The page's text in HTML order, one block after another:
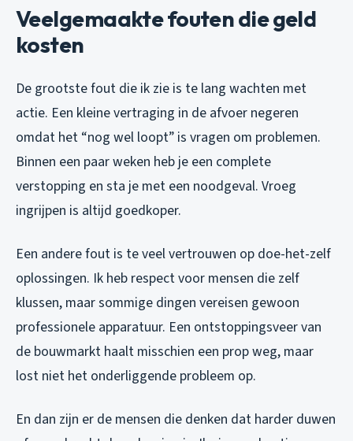
Veelgemaakte fouten die geld
kosten
De grootste fout die ik zie is te lang wachten met
actie. Een kleine vertraging in de afvoer negeren
omdat het “nog wel loopt” is vragen om problemen.
Binnen een paar weken heb je een complete
verstopping en sta je met een noodgeval. Vroeg
ingrijpen is altijd goedkoper.
Een andere fout is te veel vertrouwen op doe-het-zelf
oplossingen. Ik heb respect voor mensen die zelf
klussen, maar sommige dingen vereisen gewoon
professionele apparatuur. Een ontstoppingsveer van
de bouwmarkt haalt misschien een prop weg, maar
lost niet het onderliggende probleem op.
En dan zijn er de mensen die denken dat harder duwen